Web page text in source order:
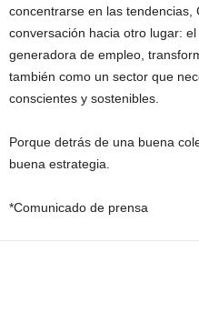
concentrarse en las
conversación hacia otro lugar:
generadora de empleo,
también como un sector que
conscientes y sostenibles.
Porque detrás de una buena
buena estrategia.
*Comunicado de prensa